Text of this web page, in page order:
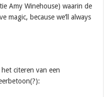
Amy Winehouse) waarin de
magic, because we’ll always
het citeren van een